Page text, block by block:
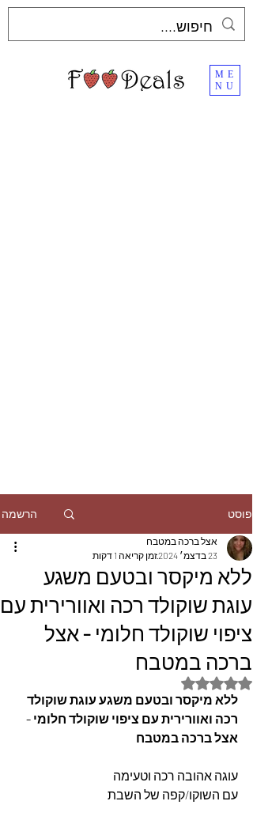
ME
NU
פוסט הרשמה
ללא מיקסר ובטעם משגע
עוגת שוקולד רכה ואוורירית עם
ציפוי שוקולד חלומי - אצל
ברכה במטבח
אצל ברכה במטבח
23 בדצמ׳ 2024
זמן קריאה 1 דקות
דירוג של NaN מתוך 5 כוכבים
ללא מיקסר ובטעם משגע עוגת שוקולד
רכה ואוורירית עם ציפוי שוקולד חלומי -
אצל ברכה במטבח
עוגה אהובה רכה וטעימה
עם השוקו/קפה של השבת